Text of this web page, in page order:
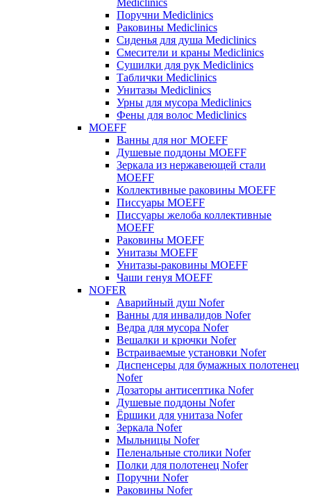
Mediclinics
Поручни Mediclinics
Раковины Mediclinics
Сиденья для душа Mediclinics
Смесители и краны Mediclinics
Сушилки для рук Mediclinics
Таблички Mediclinics
Унитазы Mediclinics
Урны для мусора Mediclinics
Фены для волос Mediclinics
MOEFF
Ванны для ног MOEFF
Душевые поддоны MOEFF
Зеркала из нержавеющей стали
MOEFF
Коллективные раковины MOEFF
Писсуары MOEFF
Писсуары желоба коллективные
MOEFF
Раковины MOEFF
Унитазы MOEFF
Унитазы-раковины MOEFF
Чаши генуя MOEFF
NOFER
Аварийный душ Nofer
Ванны для инвалидов Nofer
Ведра для мусора Nofer
Вешалки и крючки Nofer
Встраиваемые установки Nofer
Диспенсеры для бумажных полотенец
Nofer
Дозаторы антисептика Nofer
Душевые поддоны Nofer
Ёршики для унитаза Nofer
Зеркала Nofer
Мыльницы Nofer
Пеленальные столики Nofer
Полки для полотенец Nofer
Поручни Nofer
Раковины Nofer